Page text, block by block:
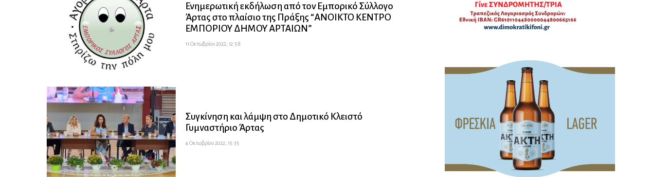
Ενημερωτική εκδήλωση από τον Εμπορικό Σύλλογο
Άρτας στο πλαίσιο της Πράξης “ΑΝΟΙΚΤΟ ΚΕΝΤΡΟ
ΕΜΠΟΡΙΟΥ ΔΗΜΟΥ ΑΡΤΑΙΩΝ”
11 Οκτωβρίου 2022, 12:58
Συγκίνηση και λάμψη στο Δημοτικό Κλειστό
Γυμναστήριο Άρτας
4 Οκτωβρίου 2022, 15:35